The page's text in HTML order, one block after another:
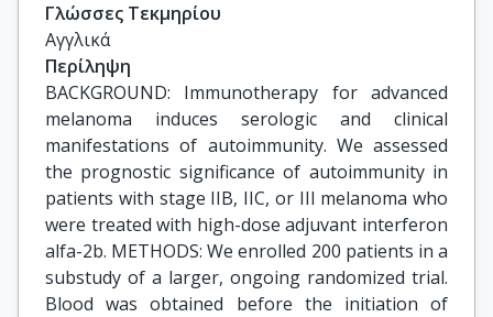
Γλώσσες Τεκμηρίου
Αγγλικά
Περίληψη
BACKGROUND: Immunotherapy for advanced
melanoma induces serologic and clinical
manifestations of autoimmunity. We assessed
the prognostic significance of autoimmunity in
patients with stage IIB, IIC, or III melanoma who
were treated with high-dose adjuvant interferon
alfa-2b. METHODS: We enrolled 200 patients in a
substudy of a larger, ongoing randomized trial.
Blood was obtained before the initiation of